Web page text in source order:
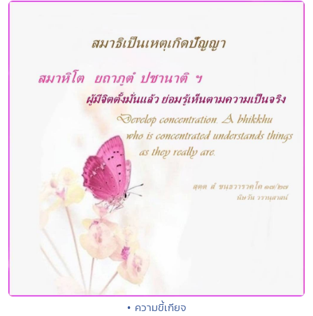
• ความขี้เกียจ